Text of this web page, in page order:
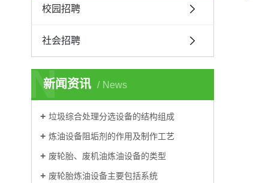
校园招聘
社会招聘
新闻资讯 News
N
垃圾综合处理分选设备的结构组成
炼油设备阻垢剂的作用及制作工艺
废轮胎、废机油炼油设备的类型
废轮胎炼油设备主要包括系统